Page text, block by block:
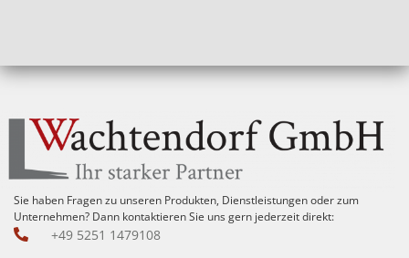
Sie haben Fragen zu unseren Produkten, Dienstleistungen oder zum
Unternehmen? Dann kontaktieren Sie uns gern jederzeit direkt:
+49 5251 1479108